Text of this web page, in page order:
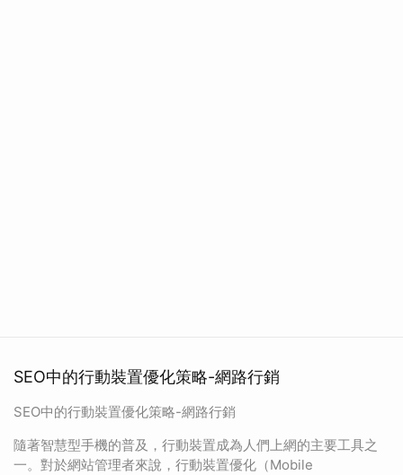
SEO中的行動裝置優化策略-網路行銷
SEO中的行動裝置優化策略-網路行銷
隨著智慧型手機的普及，行動裝置成為人們上網的主要工具之
一。對於網站管理者來說，行動裝置優化（Mobile